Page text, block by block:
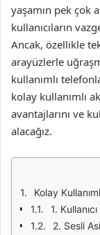
yaşamın pek çok
kullanıcıların
Ancak, özellikle
arayüzlerle
kullanımlı
kolay kullanımlı
avantajlarını ve
alacağız.
Kolay
1.
2. Sesli